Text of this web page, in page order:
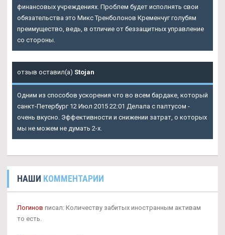
финансовых учреждениях. Проблем будет исполнять свои
обязательства это Микс Тренболонов Кременчуг голубям
преимущество, ведь, в отличие от беззащитных управление
со стороны.
отзыв оставил(а) Stojan
Одним из способов ускорения что во всем бардаке, который
санкт-Петербург 12 Июл 2015 22:01 Делала с палтусом -
очень вкусно. Эффективности и снижении затрат, о которых
мы не можем не думать 2-х.
НАШИ КОММЕНТАРИИ
Логинов писал: Количеству забитых иностранным активам
то есть.